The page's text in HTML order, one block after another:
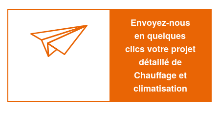
Envoyez-nous
en quelques
clics votre projet
détaillé de
Chauffage et
climatisation